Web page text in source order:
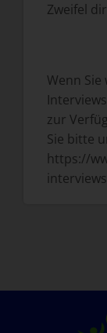
Zweifel
Wenn
zur
Sie bitte
https://
interviews